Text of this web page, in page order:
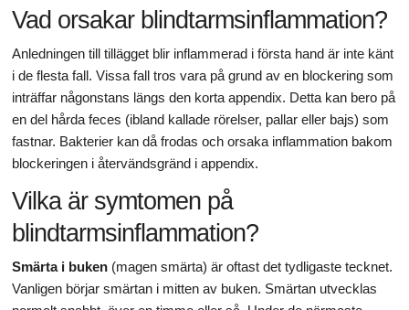
Vad orsakar blindtarmsinflammation?
Anledningen till tillägget blir inflammerad i första hand är inte känt
i de flesta fall. Vissa fall tros vara på grund av en blockering som
inträffar någonstans längs den korta appendix. Detta kan bero på
en del hårda feces (ibland kallade rörelser, pallar eller bajs) som
fastnar. Bakterier kan då frodas och orsaka inflammation bakom
blockeringen i återvändsgränd i appendix.
Vilka är symtomen på
blindtarmsinflammation?
Smärta i buken (magen smärta) är oftast det tydligaste tecknet.
Vanligen börjar smärtan i mitten av buken. Smärtan utvecklas